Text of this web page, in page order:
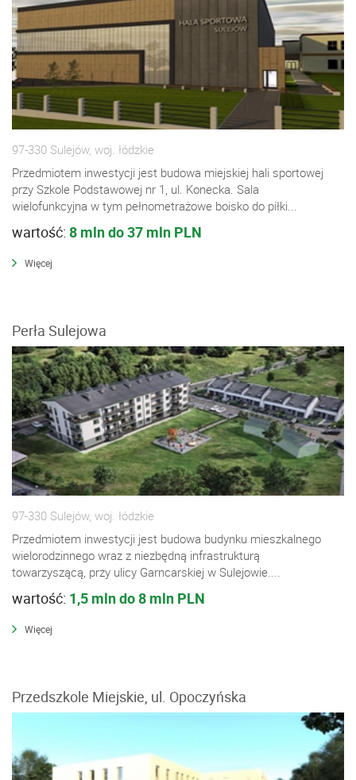
97-330 Sulejów, woj. łódzkie
Przedmiotem inwestycji jest budowa miejskiej hali sportowej
przy Szkole Podstawowej nr 1, ul. Konecka. Sala
wielofunkcyjna w tym pełnometrażowe boisko do piłki...
wartość: 8 mln do 37 mln PLN
Więcej
Perła Sulejowa
97-330 Sulejów, woj. łódzkie
Przedmiotem inwestycji jest budowa budynku mieszkalnego
wielorodzinnego wraz z niezbędną infrastrukturą
towarzyszącą, przy ulicy Garncarskiej w Sulejowie....
wartość: 1,5 mln do 8 mln PLN
Więcej
Przedszkole Miejskie, ul. Opoczyńska